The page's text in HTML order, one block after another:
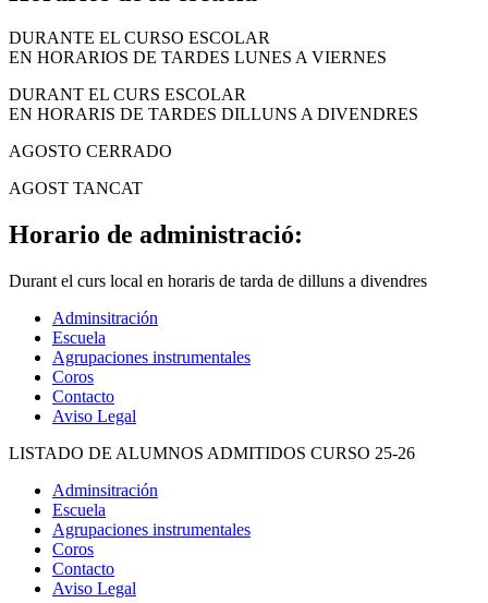
DURANTE EL CURSO ESCOLAR
EN HORARIOS DE TARDES LUNES A VIERNES
DURANT EL CURS ESCOLAR
EN HORARIS DE TARDES DILLUNS A DIVENDRES
AGOSTO CERRADO
AGOST TANCAT
Horario de administració:
Durant el curs local en horaris de tarda de dilluns a divendres
Adminsitración
Escuela
Agrupaciones instrumentales
Coros
Contacto
Aviso Legal
LISTADO DE ALUMNOS ADMITIDOS CURSO 25-26
Adminsitración
Escuela
Agrupaciones instrumentales
Coros
Contacto
Aviso Legal